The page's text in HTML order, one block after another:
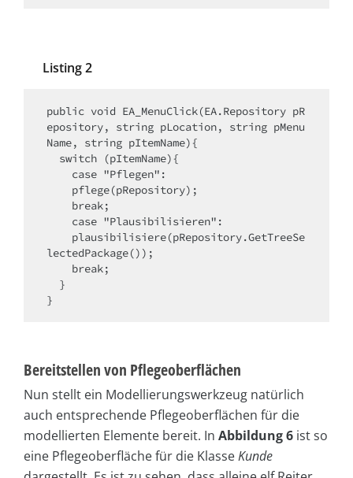
Listing 2
public void EA_MenuClick(EA.Repository pR
epository, string pLocation, string pMenu
Name, string pItemName){
lectedPackage());
}
Bereitstellen von Pflegeoberflächen
Nun stellt ein Modellierungswerkzeug natürlich
auch entsprechende Pflegeoberflächen für die
modellierten Elemente bereit. In Abbildung 6 ist so
eine Pflegeoberfläche für die KlasseKunde